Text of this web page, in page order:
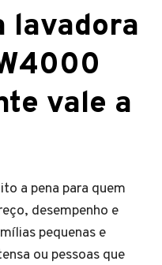
lavadora
vale a
a pena para quem
desempenho e
pequenas e
ou pessoas que